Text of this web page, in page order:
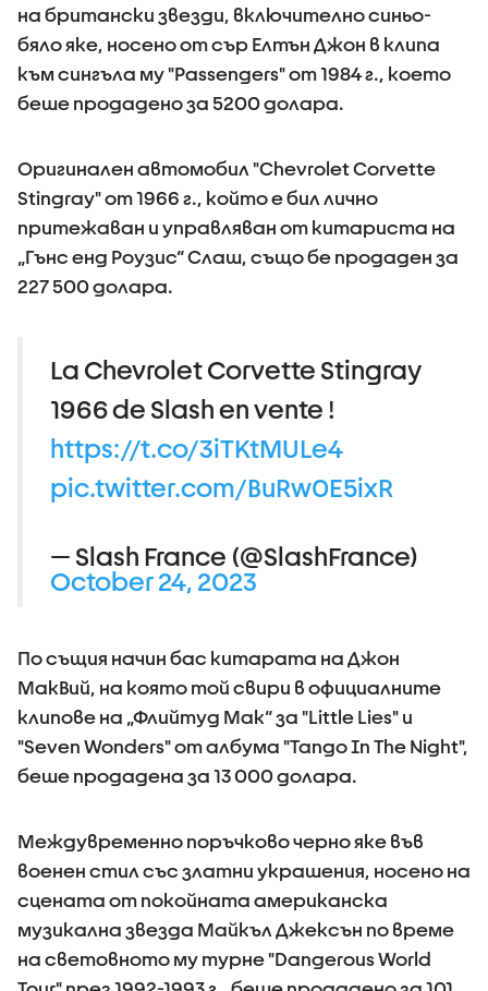
на британски звезди, включително синьо-
бяло яке, носено от сър Елтън Джон в клипа
към сингъла му "Passengers" от 1984 г., което
беше продадено за 5200 долара.
Оригинален автомобил "Chevrolet Corvette
Stingray" от 1966 г., който е бил лично
притежаван и управляван от китариста на
„Гънс енд Роузис“ Слаш, също бе продаден за
227 500 долара.
La Chevrolet Corvette Stingray
1966 de Slash en vente !
https://t.co/3iTKtMULe4
pic.twitter.com/BuRw0E5ixR
— Slash France (@SlashFrance)
October 24, 2023
По същия начин бас китарата на Джон
МакВий, на която той свири в официалните
клипове на „Флийтуд Мак“ за "Little Lies" и
"Seven Wonders" от албума "Tango In The Night",
беше продадена за 13 000 долара.
Междувременно поръчково черно яке във
военен стил със златни украшения, носено на
сцената от покойната американска
музикална звезда Майкъл Джексън по време
на световното му турне "Dangerous World